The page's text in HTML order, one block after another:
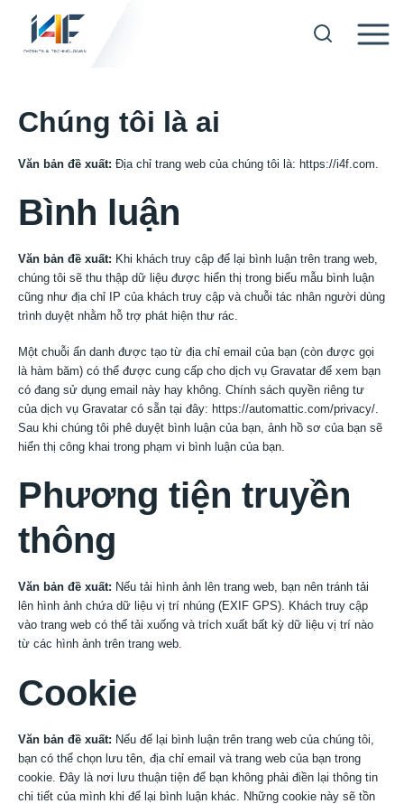
content
Công nghệ In kỹ thuật số
Công nghệ Hoàn thiện bề mặt
Công nghệ tấm ốp tường và trần
Công nghệ vật liệu ván
Công nghệ gia công
Công nghệ ngoài trời
Công nghệ Bậc cầu thang
Về chúng tôi
Các khách hàng được cấp phép
Tài nguyên
Chúng tôi là ai
Văn bản đề xuất: Địa chỉ trang web của chúng tôi là: https://i4f.com.
Bình luận
Văn bản đề xuất: Khi khách truy cập để lại bình luận trên trang web,
chúng tôi sẽ thu thập dữ liệu được hiển thị trong biểu mẫu bình luận
cũng như địa chỉ IP của khách truy cập và chuỗi tác nhân người dùng
trình duyệt nhằm hỗ trợ phát hiện thư rác.
Một chuỗi ẩn danh được tạo từ địa chỉ email của bạn (còn được gọi
là hàm băm) có thể được cung cấp cho dịch vụ Gravatar để xem bạn
có đang sử dụng email này hay không. Chính sách quyền riêng tư
của dịch vụ Gravatar có sẵn tại đây: https://automattic.com/privacy/.
Sau khi chúng tôi phê duyệt bình luận của bạn, ảnh hồ sơ của bạn sẽ
hiển thị công khai trong phạm vi bình luận của bạn.
Phương tiện truyền
thông
Văn bản đề xuất: Nếu tải hình ảnh lên trang web, bạn nên tránh tải
lên hình ảnh chứa dữ liệu vị trí nhúng (EXIF GPS). Khách truy cập
vào trang web có thể tải xuống và trích xuất bất kỳ dữ liệu vị trí nào
từ các hình ảnh trên trang web.
Cookie
Văn bản đề xuất: Nếu để lại bình luận trên trang web của chúng tôi,
bạn có thể chọn lưu tên, địa chỉ email và trang web của bạn trong
cookie. Đây là nơi lưu thuận tiện để bạn không phải điền lại thông tin
chi tiết của mình khi để lại bình luận khác. Những cookie này sẽ tồn